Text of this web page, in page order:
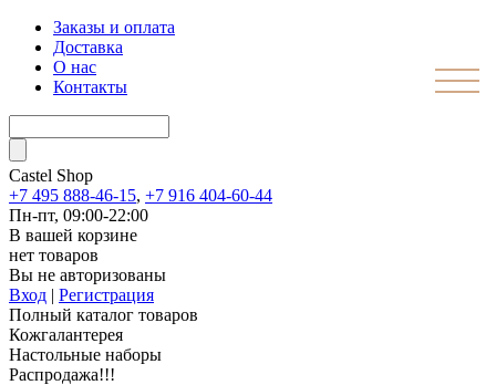
Заказы и оплата
Доставка
О нас
Контакты
Castel Shop
+7 495 888-46-15, +7 916 404-60-44
Пн-пт, 09:00-22:00
В вашей корзине
нет товаров
Вы не авторизованы
Вход | Регистрация
Полный каталог товаров
Кожгалантерея
Настольные наборы
Распродажа!!!